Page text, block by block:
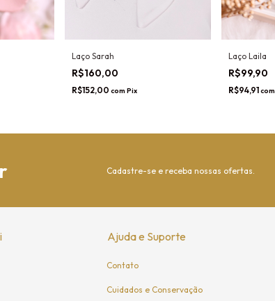
Laço Sarah
R$160,00
R$152,00 com Pix
Laço Laila
R$99,90
R$94,91com
Cadastre-se e receba nossas ofertas.
Ajuda e Suporte
Contato
Cuidados e Conservação